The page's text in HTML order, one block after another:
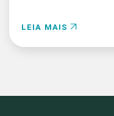
LEIA MAIS